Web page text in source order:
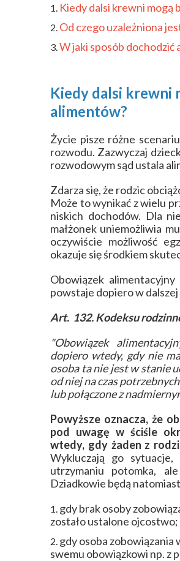
Kiedy dalsi krewni mogą
Od czego uzależniona
W jaki sposób dochodzić
Kiedy dalsi krewni
alimentów?
Życie pisze różne
rozwodu. Zazwyczaj
rozwodowym sąd ustala
Zdarza się, że rodzic
Może to wynikać z wielu
niskich dochodów. Dla
małżonek uniemożliwia
oczywiście możliwość
okazuje się środkiem
Obowiązek
powstaje dopiero w
Art. 132. Kodeksu
"Obowiązek
dopiero wtedy, gdy nie
osoba ta nie jest w stanie
od niej na czas
lub połączone z
Powyższe oznacza, że
pod uwagę w ściśle
wtedy, gdy żaden z
Wykluczają go
utrzymaniu potomka,
Dziadkowie będą
gdy brak osoby
zostało ustalone ojcostwo;
gdy osoba zobowiązania
swemu obowiązkowi np. z